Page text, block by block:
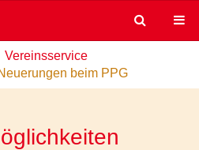
Vereinsservice
beim PPG